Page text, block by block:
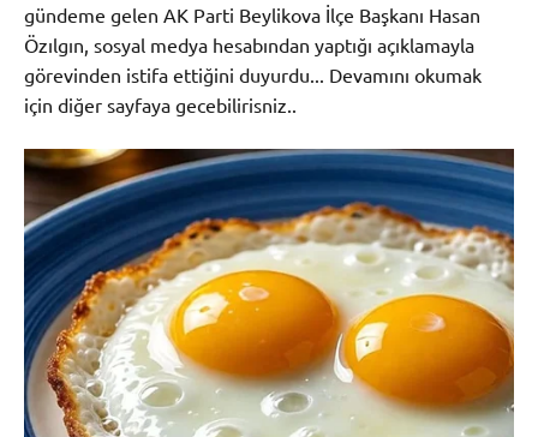
gündeme gelen AK Parti Beylikova İlçe Başkanı Hasan
Özılgın, sosyal medya hesabından yaptığı açıklamayla
görevinden istifa ettiğini duyurdu... Devamını okumak
için diğer sayfaya gecebilirisniz..